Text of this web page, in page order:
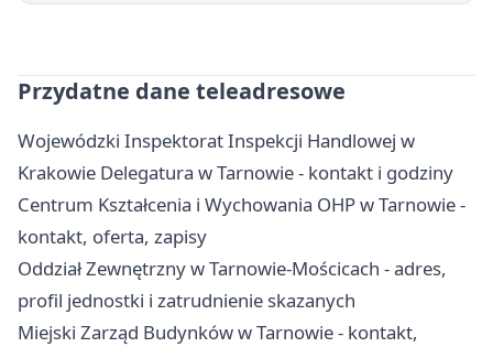
Przydatne dane teleadresowe
Wojewódzki Inspektorat Inspekcji Handlowej w
Krakowie Delegatura w Tarnowie - kontakt i godziny
Centrum Kształcenia i Wychowania OHP w Tarnowie -
kontakt, oferta, zapisy
Oddział Zewnętrzny w Tarnowie-Mościcach - adres,
profil jednostki i zatrudnienie skazanych
Miejski Zarząd Budynków w Tarnowie - kontakt,